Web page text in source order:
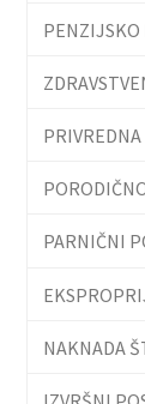
PENZIJSKO
PARNIČNI
NAKNADA